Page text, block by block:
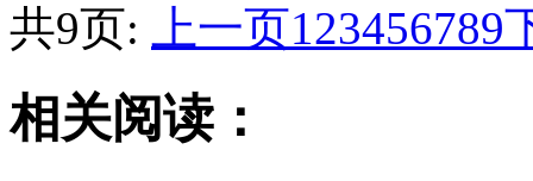
共9页:
上一页123456789
相关阅读：